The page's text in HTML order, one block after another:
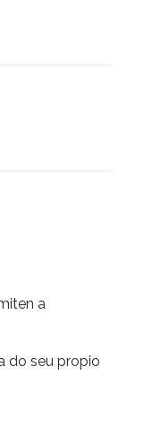
a
do seu propio